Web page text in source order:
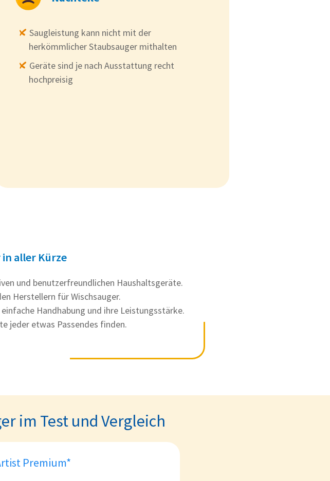
Saugleistung kann nicht mit der
herkömmlicher Staubsauger mithalten
Geräte sind je nach Ausstattung recht
hochpreisig
aller Kürze
und benutzerfreundlichen Haushaltsgeräte.
Herstellern für Wischsauger.
Handhabung und ihre Leistungsstärke.
jeder etwas Passendes finden.
im Test und Vergleich
Premium*